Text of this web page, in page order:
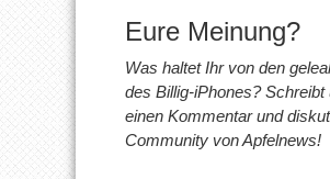
Eure Meinung?
Was haltet Ihr von den
des Billig-iPhones? Schreibt
einen Kommentar und
Community von Apfelnews!